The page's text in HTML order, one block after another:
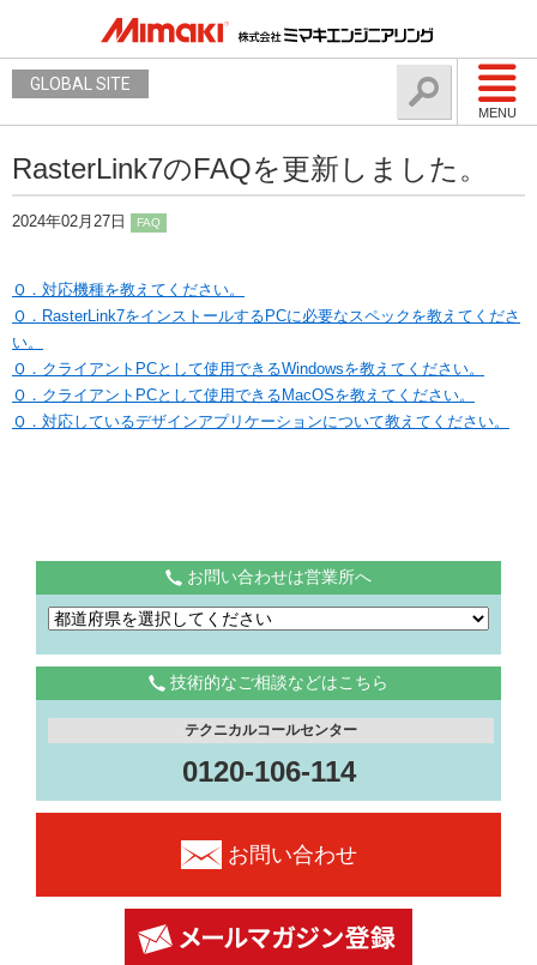
MENU
GLOBAL SITE
RasterLink7のFAQを更新しました。
2024年02月27日 FAQ
Ｑ．対応機種を教えてください。
Ｑ．RasterLink7をインストールするPCに必要なスペックを教えてくださ
い。
Ｑ．クライアントPCとして使用できるWindowsを教えてください。
Ｑ．クライアントPCとして使用できるMacOSを教えてください。
Ｑ．対応しているデザインアプリケーションについて教えてください。
お問い合わせは営業所へ
技術的なご相談などはこちら
テクニカルコールセンター
0120-106-114
お問い合わせ